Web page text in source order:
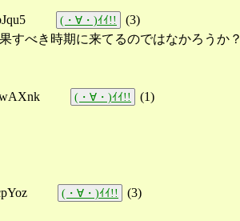
(・∀・)ｲｲ!! (3)
すべき時期に来てるのではなかろうか？
(・∀・)ｲｲ!! (1)
(・∀・)ｲｲ!! (3)